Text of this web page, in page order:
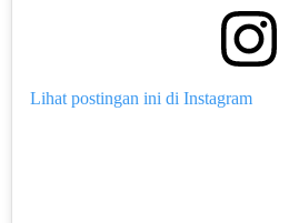
Lihat postingan ini di Instagram